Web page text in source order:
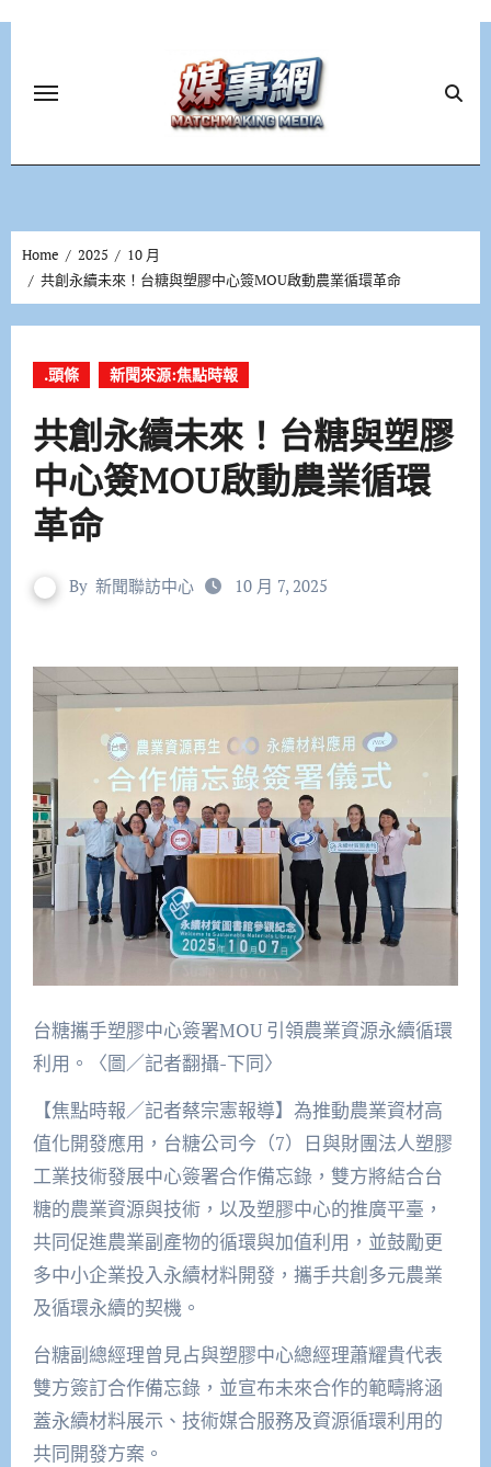
Home 2025
10 月
共創永續未來！台糖與塑膠中心簽MOU啟動農業循環革命
.頭條 新聞來源:焦點時報
共創永續未來！台糖與塑膠
中心簽MOU啟動農業循環
革命
By 新聞聯訪中心 10 月 7, 2025
台糖攜手塑膠中心簽署MOU 引領農業資源永續循環
利用。〈圖／記者翻攝-下同〉
【焦點時報／記者蔡宗憲報導】為推動農業資材高
值化開發應用，台糖公司今（7）日與財團法人塑膠
工業技術發展中心簽署合作備忘錄，雙方將結合台
糖的農業資源與技術，以及塑膠中心的推廣平臺，
共同促進農業副產物的循環與加值利用，並鼓勵更
多中小企業投入永續材料開發，攜手共創多元農業
及循環永續的契機。
台糖副總經理曾見占與塑膠中心總經理蕭耀貴代表
雙方簽訂合作備忘錄，並宣布未來合作的範疇將涵
蓋永續材料展示、技術媒合服務及資源循環利用的
共同開發方案。